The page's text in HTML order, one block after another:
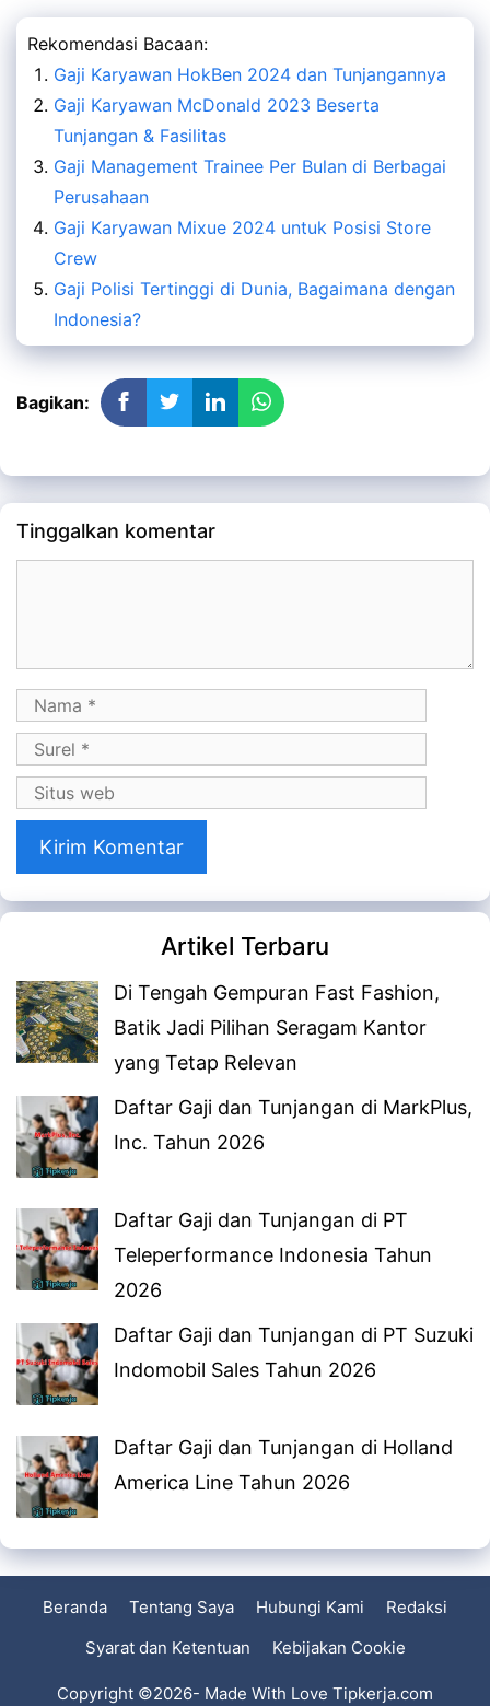
Rekomendasi Bacaan:
Gaji Karyawan HokBen 2024 dan Tunjangannya
Gaji Karyawan McDonald 2023 Beserta
Tunjangan & Fasilitas
Gaji Management Trainee Per Bulan di Berbagai
Perusahaan
Gaji Karyawan Mixue 2024 untuk Posisi Store
Crew
Gaji Polisi Tertinggi di Dunia, Bagaimana dengan
Indonesia?
Bagikan:
Tinggalkan komentar
Nama
Surel
Situs
web
Artikel Terbaru
Di Tengah Gempuran Fast Fashion,
Batik Jadi Pilihan Seragam Kantor
yang Tetap Relevan
Daftar Gaji dan Tunjangan di MarkPlus,
Inc. Tahun 2026
Daftar Gaji dan Tunjangan di PT
Teleperformance Indonesia Tahun
2026
Daftar Gaji dan Tunjangan di PT Suzuki
Indomobil Sales Tahun 2026
Daftar Gaji dan Tunjangan di Holland
America Line Tahun 2026
Beranda Tentang Saya Hubungi Kami
Redaksi
Syarat dan Ketentuan
Kebijakan Cookie
Copyright ©2026- Made With Love Tipkerja.com